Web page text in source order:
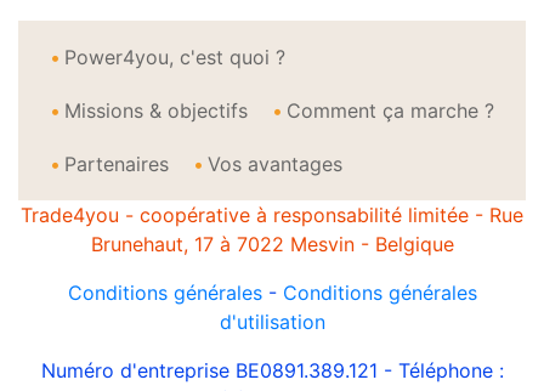
Power4you, c'est quoi ?
Missions & objectifs Comment ça marche ?
Partenaires Vos avantages
Trade4you - coopérative à responsabilité limitée - Rue
Brunehaut, 17 à 7022 Mesvin - Belgique
Conditions générales- Conditions générales
d'utilisation
Numéro d'entreprise BE0891.389.121 - Téléphone :